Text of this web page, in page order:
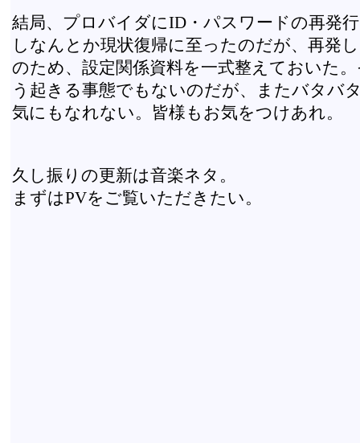
結局、プロバイダにID・パスワードの再発
しなんとか現状復帰に至ったのだが、再発
のため、設定関係資料を一式整えておいた
う起きる事態でもないのだが、またバタバ
気にもなれない。皆様もお気をつけあれ。
久し振りの更新は音楽ネタ。
まずはPVをご覧いただきたい。